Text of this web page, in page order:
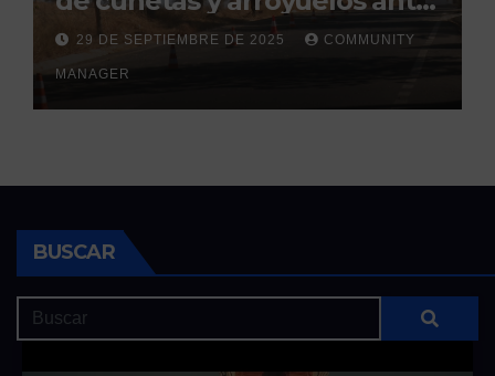
la llegada de las lluvias
otoñales
29 DE SEPTIEMBRE DE 2025 COMMUNITY
MANAGER
BUSCAR